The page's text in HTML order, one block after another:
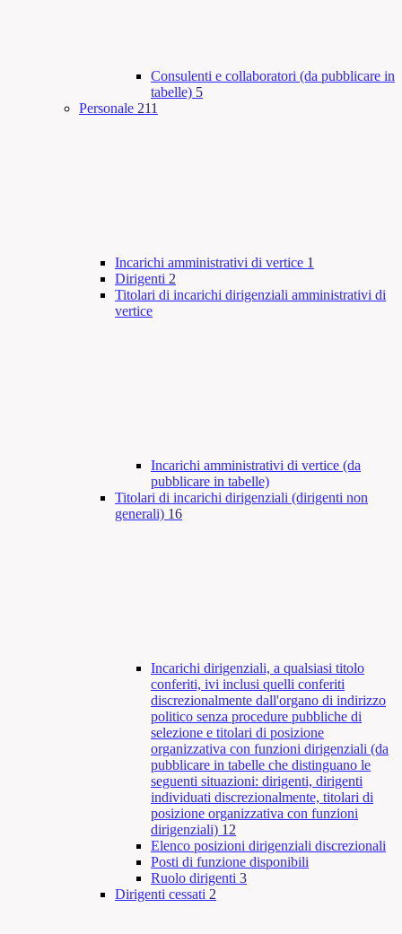
Consulenti e collaboratori (da pubblicare in
tabelle) 5
Personale 211
Incarichi amministrativi di vertice 1
Dirigenti 2
Titolari di incarichi dirigenziali amministrativi di
vertice
Incarichi amministrativi di vertice (da
pubblicare in tabelle)
Titolari di incarichi dirigenziali (dirigenti non
generali) 16
Incarichi dirigenziali, a qualsiasi titolo
conferiti, ivi inclusi quelli conferiti
discrezionalmente dall'organo di indirizzo
politico senza procedure pubbliche di
selezione e titolari di posizione
organizzativa con funzioni dirigenziali (da
pubblicare in tabelle che distinguano le
seguenti situazioni: dirigenti, dirigenti
individuati discrezionalmente, titolari di
posizione organizzativa con funzioni
dirigenziali) 12
Elenco posizioni dirigenziali discrezionali
Posti di funzione disponibili
Ruolo dirigenti 3
Dirigenti cessati 2